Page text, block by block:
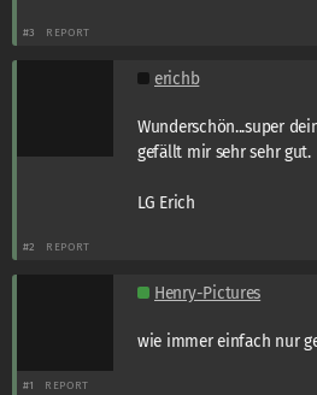
#3 REPORT
erichb
Wunderschön...super
gefällt mir sehr sehr gut.
LG Erich
#2 REPORT
Henry-Pictures
wie immer einfach nur
#1 REPORT